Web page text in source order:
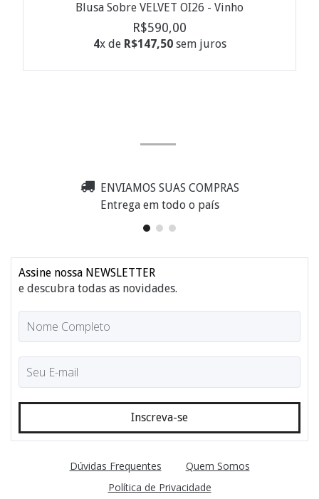
Blusa Sobre VELVET OI26 - Vinho
R$590,00
4x de R$147,50sem juros
ENVIAMOS SUAS COMPRAS
Entrega em todo o país
Assine nossa NEWSLETTER
e descubra todas as novidades.
Dúvidas Frequentes
Quem Somos
Política de Privacidade